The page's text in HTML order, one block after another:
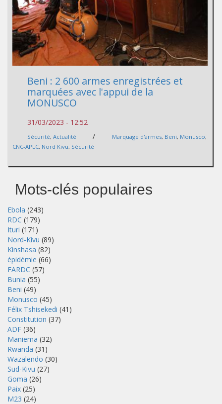
Beni : 2 600 armes enregistrées et
marquées avec l'appui de la
MONUSCO
31/03/2023 - 12:52
Sécurité, Actualité / Marquage d'armes, Beni, Monusco,
CNC-APLC, Nord Kivu, Sécurité
Mots-clés populaires
Ebola (243)
RDC (179)
Ituri (171)
Nord-Kivu (89)
Kinshasa (82)
épidémie (66)
FARDC (57)
Bunia (55)
Beni (49)
Monusco (45)
Félix Tshisekedi (41)
Constitution (37)
ADF (36)
Maniema (32)
Rwanda (31)
Wazalendo (30)
Sud-Kivu (27)
Goma (26)
Paix (25)
M23 (24)